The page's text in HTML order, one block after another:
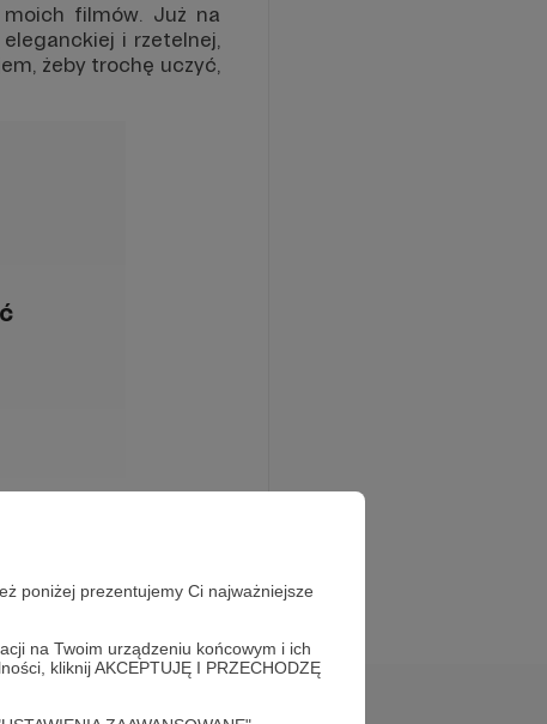
poniżej prezentujemy Ci najważniejsze
na Twoim urządzeniu końcowym i ich
kliknij AKCEPTUJĘ I PRZECHODZĘ
moich filmów. Już na
i rzetelnej,
żeby trochę uczyć,
Kolejne
przez ludzi
współtworzyć